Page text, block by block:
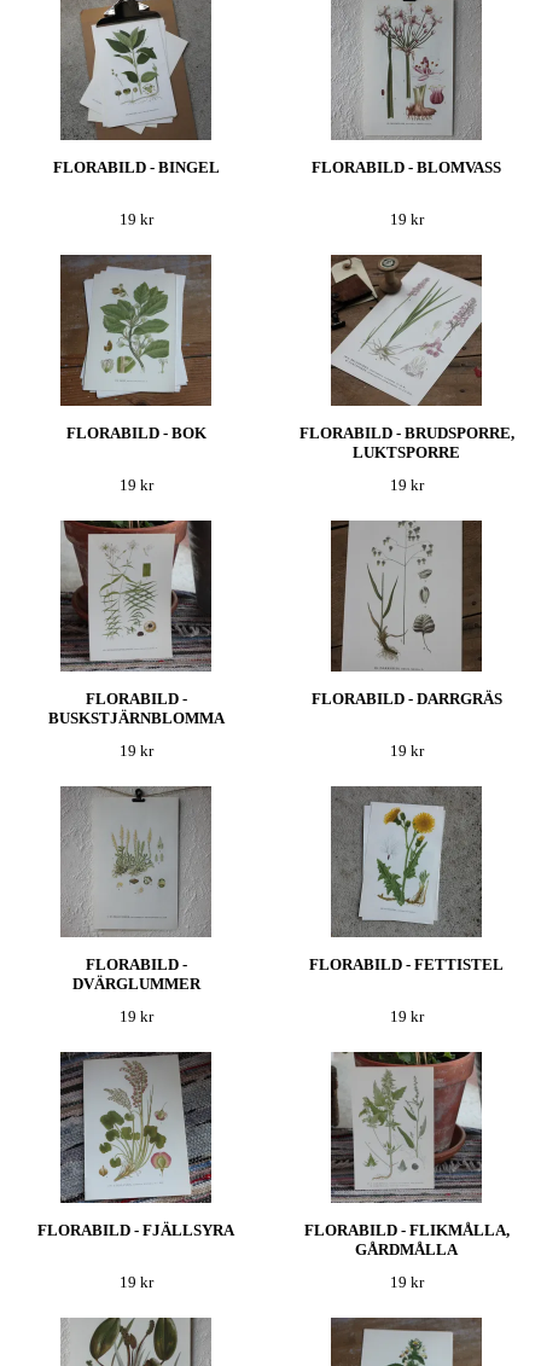
FLORABILD - BINGEL
19 kr
FLORABILD - BLOMVASS
19 kr
FLORABILD - BOK
19 kr
FLORABILD - BRUDSPORRE,
LUKTSPORRE
19 kr
FLORABILD -
BUSKSTJÄRNBLOMMA
19 kr
FLORABILD - DARRGRÄS
19 kr
FLORABILD -
DVÄRGLUMMER
19 kr
FLORABILD - FETTISTEL
19 kr
FLORABILD - FJÄLLSYRA
19 kr
FLORABILD - FLIKMÅLLA,
GÅRDMÅLLA
19 kr